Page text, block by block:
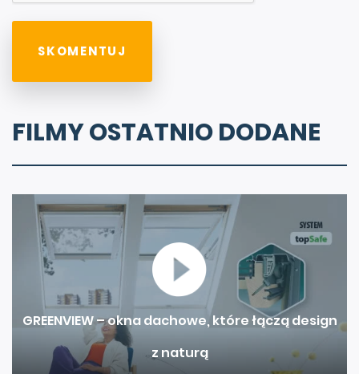
FILMY OSTATNIO DODANE
GREENVIEW – okna dachowe, które łączą design
z naturą